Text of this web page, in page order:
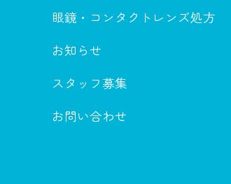
眼鏡・コンタクトレンズ処方
お知らせ
スタッフ募集
お問い合わせ